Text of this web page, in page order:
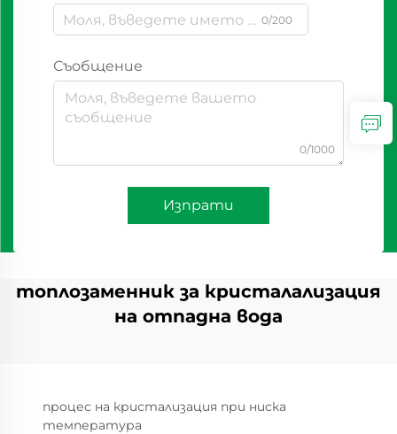
0/200
Съобщение
0/1000
Изпрати
топлозаменник за кристалализация
на отпадна вода
процес на кристализация при ниска
температура